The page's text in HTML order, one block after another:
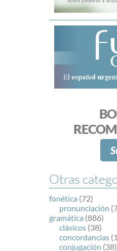
Otras
fonética (72)
pronunciación
gramática (886)
clásicos (38)
concordancias
conjugación (38)